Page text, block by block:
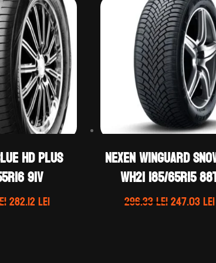
HD PLUS
91V
Prețul
282.12leiPrețul
Nexen WINGUARD
WH21 185/65R15
296.33leiPrețul
247.03lei